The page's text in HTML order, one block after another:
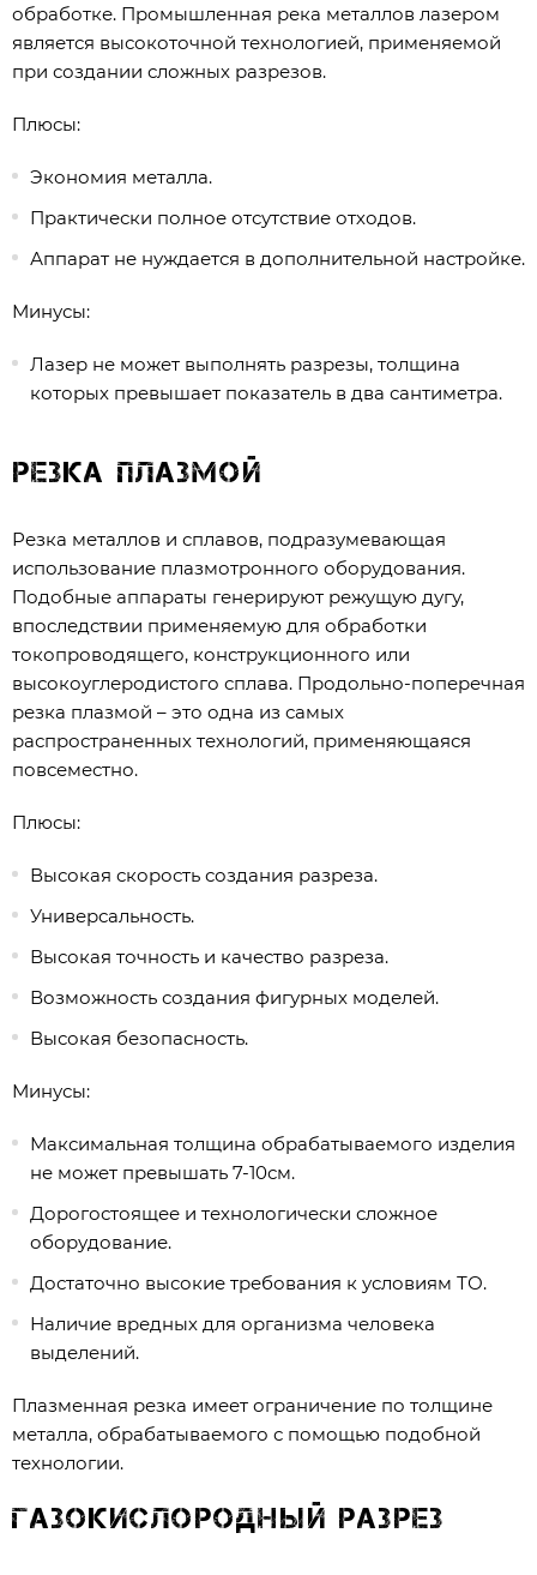
обработке. Промышленная река металлов лазером
является высокоточной технологией, применяемой
при создании сложных разрезов.
Плюсы:
Экономия металла.
Практически полное отсутствие отходов.
Аппарат не нуждается в дополнительной настройке.
Минусы:
Лазер не может выполнять разрезы, толщина
которых превышает показатель в два сантиметра.
Резка плазмой
Резка металлов и сплавов, подразумевающая
использование плазмотронного оборудования.
Подобные аппараты генерируют режущую дугу,
впоследствии применяемую для обработки
токопроводящего, конструкционного или
высокоуглеродистого сплава. Продольно-поперечная
резка плазмой – это одна из самых
распространенных технологий, применяющаяся
повсеместно.
Плюсы:
Высокая скорость создания разреза.
Универсальность.
Высокая точность и качество разреза.
Возможность создания фигурных моделей.
Высокая безопасность.
Минусы:
Максимальная толщина обрабатываемого изделия
не может превышать 7-10см.
Дорогостоящее и технологически сложное
оборудование.
Достаточно высокие требования к условиям ТО.
Наличие вредных для организма человека
выделений.
Плазменная резка имеет ограничение по толщине
металла, обрабатываемого с помощью подобной
технологии.
Газокислородный разрез